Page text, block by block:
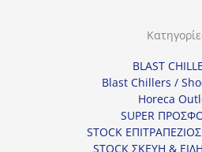
BLAST
Blast Chillers /
Horeca
SUPER
STOCK
STOCK ΣΚΕΥΗ &